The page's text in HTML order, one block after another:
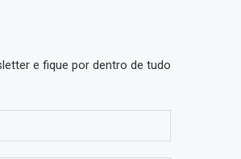
e fique por dentro de tudo